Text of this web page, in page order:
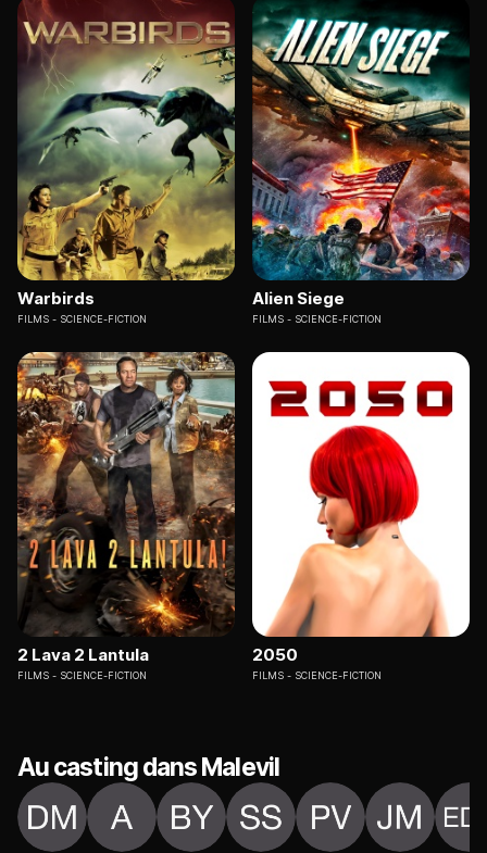
Warbirds
FILMS SCIENCE-FICTION
Alien Siege
FILMS SCIENCE-FICTION
2 Lava 2 Lantula
FILMS SCIENCE-FICTION
2050
FILMS SCIENCE-FICTION
Au casting dans Malevil